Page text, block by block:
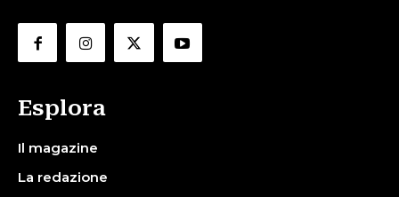
Esplora
Il magazine
La redazione